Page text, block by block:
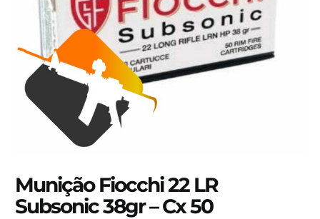
Munição Fiocchi 22 LR
Subsonic 38gr – Cx 50